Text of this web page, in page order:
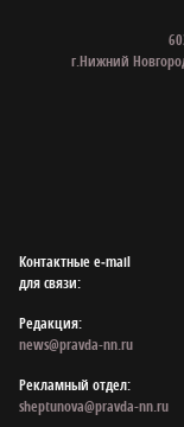
г.Нижний
Контактные e‑mail
для связи:
Редакция:
news@pravda-nn.ru
Рекламный отдел:
sheptunova@pravda-nn.ru